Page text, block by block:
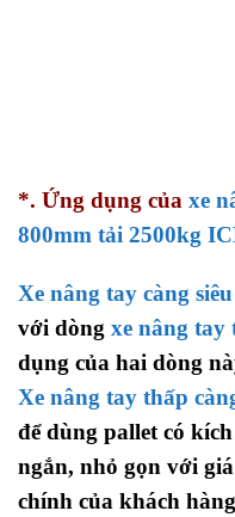
*. Ứng dụng của xe
800mm tải 2500kg
Xe nâng tay càng
với dòng xe nâng tay
dụng của hai dòng
Xe nâng tay thấp
để dùng pallet có
ngắn, nhỏ gọn với
chính của khách